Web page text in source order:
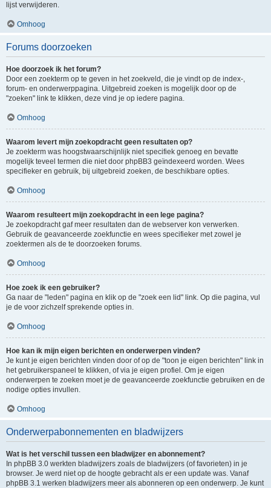
lijst verwijderen.
Omhoog
Forums doorzoeken
Hoe doorzoek ik het forum?
Door een zoekterm op te geven in het zoekveld, die je vindt op de index-,
forum- en onderwerppagina. Uitgebreid zoeken is mogelijk door op de
"zoeken" link te klikken, deze vind je op iedere pagina.
Omhoog
Waarom levert mijn zoekopdracht geen resultaten op?
Je zoekterm was hoogstwaarschijnlijk niet specifiek genoeg en bevatte
mogelijk teveel termen die niet door phpBB3 geïndexeerd worden. Wees
specifieker en gebruik, bij uitgebreid zoeken, de beschikbare opties.
Omhoog
Waarom resulteert mijn zoekopdracht in een lege pagina?
Je zoekopdracht gaf meer resultaten dan de webserver kon verwerken.
Gebruik de geavanceerde zoekfunctie en wees specifieker met zowel je
zoektermen als de te doorzoeken forums.
Omhoog
Hoe zoek ik een gebruiker?
Ga naar de "leden" pagina en klik op de "zoek een lid" link. Op die pagina, vul
je de voor zichzelf sprekende opties in.
Omhoog
Hoe kan ik mijn eigen berichten en onderwerpen vinden?
Je kunt je eigen berichten vinden door of op de "toon je eigen berichten" link in
het gebruikerspaneel te klikken, of via je eigen profiel. Om je eigen
onderwerpen te zoeken moet je de geavanceerde zoekfunctie gebruiken en de
nodige opties invullen.
Omhoog
Onderwerpabonnementen en bladwijzers
Wat is het verschil tussen een bladwijzer en abonnement?
In phpBB 3.0 werkten bladwijzers zoals de bladwijzers (of favorieten) in je
browser. Je werd niet op de hoogte gebracht als er een update was. Vanaf
phpBB 3.1 werken bladwijzers meer als abonneren op een onderwerp. Je kunt